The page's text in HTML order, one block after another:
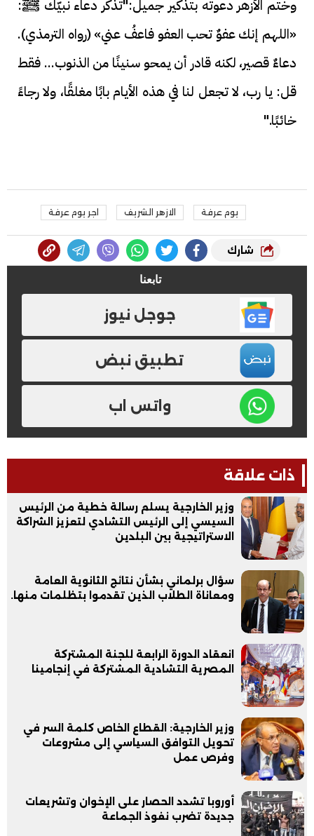
وختم الأزهر دعوته بتذكير جميل:"تذكّر دعاء نبيّك ﷺ:
«اللهم إنك عفوٌ تحب العفو فاعفُ عني» (رواه الترمذي).
دعاءٌ قصير، لكنه قادر أن يمحو سنينًا من الذنوب... فقط
قل: يا رب، لا تجعل لنا في هذه الأيام بابًا مغلقًا، ولا رجاءً
خائبًا."
يوم عرفة الازهر الشريف اجر يوم عرفة
شارك
تابعنا
جوجل نيوز
تطبيق نبض
واتس اب
ذات علاقة
وزير الخارجية يسلم رسالة خطية من الرئيس
السيسي إلى الرئيس التشادي لتعزيز الشراكة
الاستراتيجية بين البلدين
سؤال برلماني بشأن نتائج الثانوية العامة
ومعاناة الطلاب الذين تقدموا بتظلمات منها.
انعقاد الدورة الرابعة للجنة المشتركة
المصرية التشادية المشتركة في إنجامينا
وزير الخارجية: القطاع الخاص كلمة السر في
تحويل التوافق السياسي إلى مشروعات
وفرص عمل
أوروبا تشدد الحصار على الإخوان وتشريعات
جديدة تضرب نفوذ الجماعة